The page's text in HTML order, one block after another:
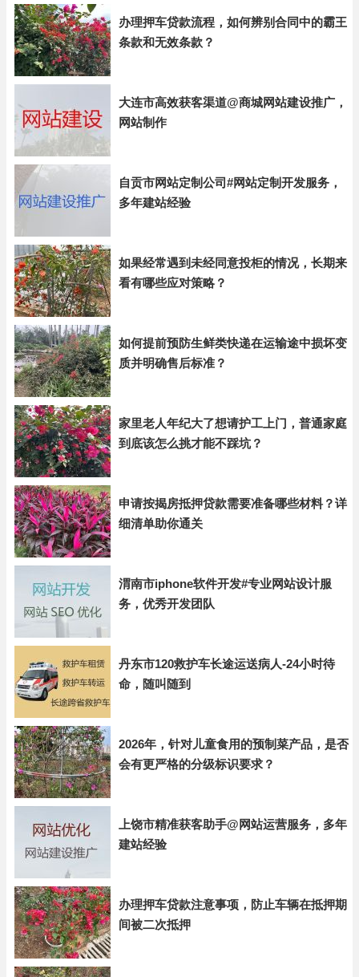
办理押车贷款流程，如何辨别合同中的霸王
条款和无效条款？
大连市高效获客渠道@商城网站建设推广，
网站制作
自贡市网站定制公司#网站定制开发服务，
多年建站经验
如果经常遇到未经同意投柜的情况，长期来
看有哪些应对策略？
如何提前预防生鲜类快递在运输途中损坏变
质并明确售后标准？
家里老人年纪大了想请护工上门，普通家庭
到底该怎么挑才能不踩坑？
申请按揭房抵押贷款需要准备哪些材料？详
细清单助你通关
渭南市iphone软件开发#专业网站设计服
务，优秀开发团队
丹东市120救护车长途运送病人-24小时待
命，随叫随到
2026年，针对儿童食用的预制菜产品，是否
会有更严格的分级标识要求？
上饶市精准获客助手@网站运营服务，多年
建站经验
办理押车贷款注意事项，防止车辆在抵押期
间被二次抵押